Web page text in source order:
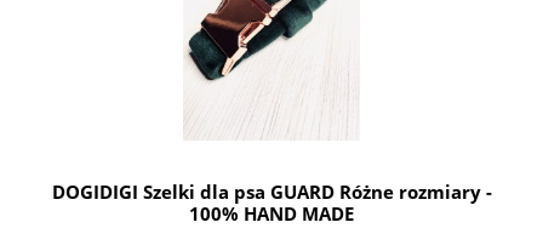
DOGIDIGI Szelki dla psa GUARD Różne rozmiary -
100% HAND MADE